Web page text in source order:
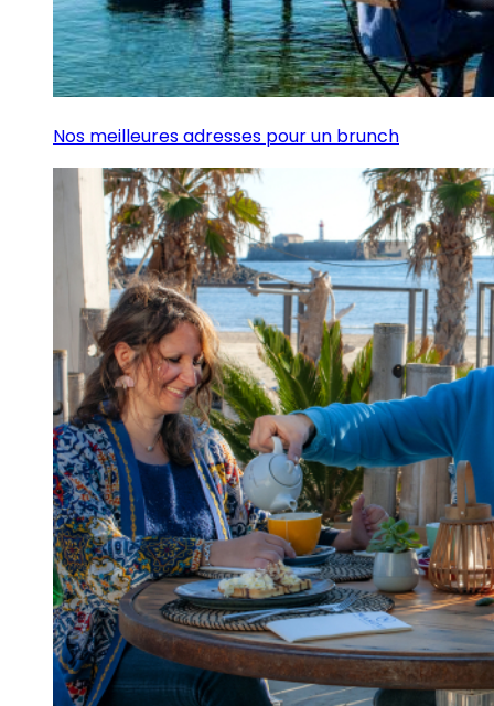
Nos meilleures adresses pour un brunch